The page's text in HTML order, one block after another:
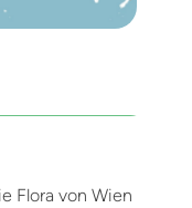
Flora von Wien